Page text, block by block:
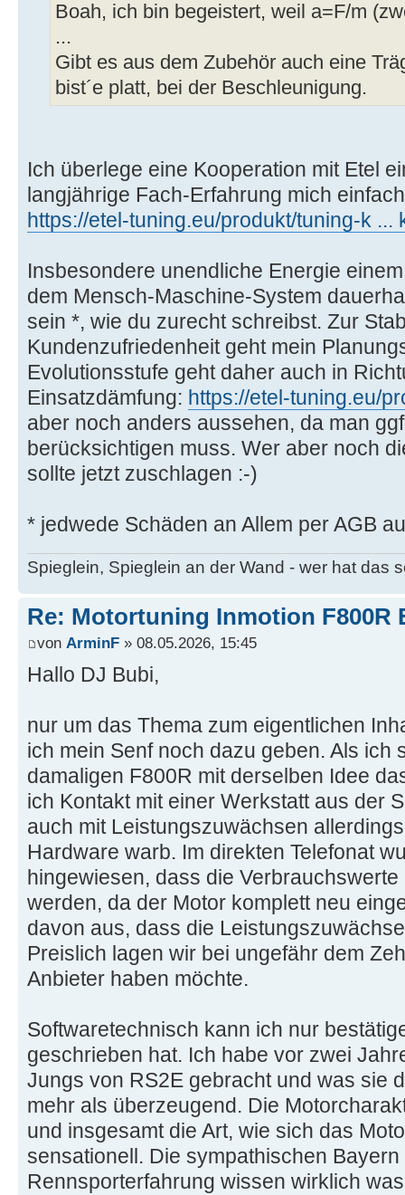
Boah, ich bin begeistert, weil a=F/m
...
Gibt es aus dem Zubehör auch eine
bist´e platt, bei der Beschleunigung.
Ich überlege eine Kooperation mit Etel
langjährige Fach-Erfahrung mich
https://etel-tuning.eu/produkt/tuning-k ...
Insbesondere unendliche Energie
dem Mensch-Maschine-System
sein *, wie du zurecht schreibst. Zur
Kundenzufriedenheit geht mein
Evolutionsstufe geht daher auch in
Einsatzdämfung: https://etel-tuning.eu/
aber noch anders aussehen, da man
berücksichtigen muss. Wer aber noch
sollte jetzt zuschlagen :-)
* jedwede Schäden an Allem per AGB
Spieglein, Spieglein an der Wand - wer hat das
Re: Motortuning Inmotion F800R
von ArminF » 08.05.2026, 15:45
Hallo DJ Bubi,
nur um das Thema zum eigentlichen
ich mein Senf noch dazu geben. Als ich
damaligen F800R mit derselben Idee
ich Kontakt mit einer Werkstatt aus der
auch mit Leistungszuwächsen
Hardware warb. Im direkten Telefonat
hingewiesen, dass die
werden, da der Motor komplett neu
davon aus, dass die
Preislich lagen wir bei ungefähr dem
Anbieter haben möchte.
Softwaretechnisch kann ich nur
geschrieben hat. Ich habe vor zwei
Jungs von RS2E gebracht und was sie
mehr als überzeugend. Die
und insgesamt die Art, wie sich das
sensationell. Die sympathischen Bayern
Rennsporterfahrung wissen wirklich